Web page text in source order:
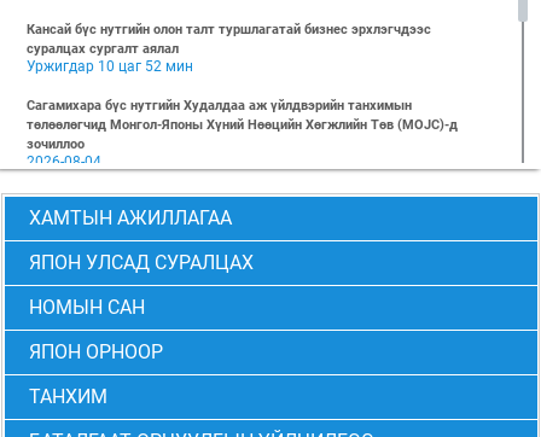
Кансай бүс нутгийн олон талт туршлагатай бизнес эрхлэгчдээс
суралцах сургалт аялал
Уржигдар 10 цаг 52 мин
Сагамихара бүс нутгийн Худалдаа аж үйлдвэрийн танхимын
төлөөлөгчид Монгол-Японы Хүний Нөөцийн Хөгжлийн Төв (MOJC)-д
зочиллоо
2026-08-04
"БИЗНЕС БА ХҮНИЙ ЭРХ" Нээлттэй семинарын бүртгэл эхэллээ
2026-07-28
Global Value Chain Бизнесийн практик сургалт
2026-07-24
2026 БИЗНЕСИЙН ҮНДСЭН СУРГАЛТ-PMP АНГИ 29 дэх элсэлт
2026-07-08
2026 БИЗНЕСИЙН ҮНДСЭН СУРГАЛТ-УДИРДЛАГЫН АНГИ 29 дэх элсэлт
2026-07-06
МОНГОЛ-ЯПОНЫ ТӨВИЙН БИЗНЕСИЙН ҮНДСЭН СУРГАЛТЫН 28 ДАХЬ
ХАМТЫН АЖИЛЛАГАА
ЯПОН УЛСАД СУРАЛЦАХ
НОМЫН САН
ЯПОН ОРНООР
ТАНХИМ